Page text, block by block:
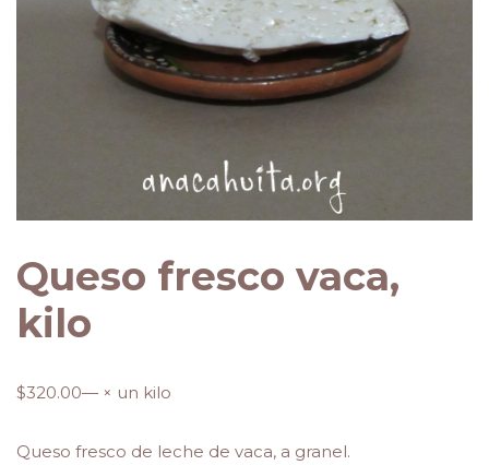
Queso fresco vaca,
kilo
$320.00— × un kilo
Queso fresco de leche de vaca, a granel.